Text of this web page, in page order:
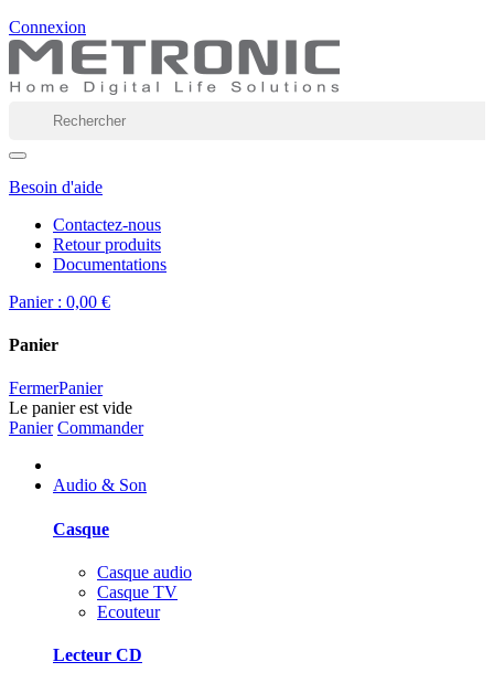
Connexion
Besoin d'aide
Contactez-nous
Retour produits
Documentations
Panier : 0,00 €
Panier
FermerPanier
Le panier est vide
Panier Commander
Audio & Son
Casque
Casque audio
Casque TV
Ecouteur
Lecteur CD